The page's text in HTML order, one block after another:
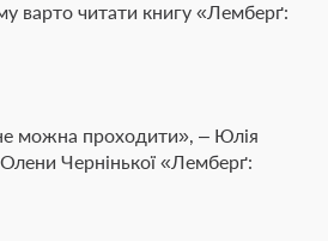
варто читати книгу «Лемберґ:
можна проходити», – Юлія
Чернінької «Лемберґ: